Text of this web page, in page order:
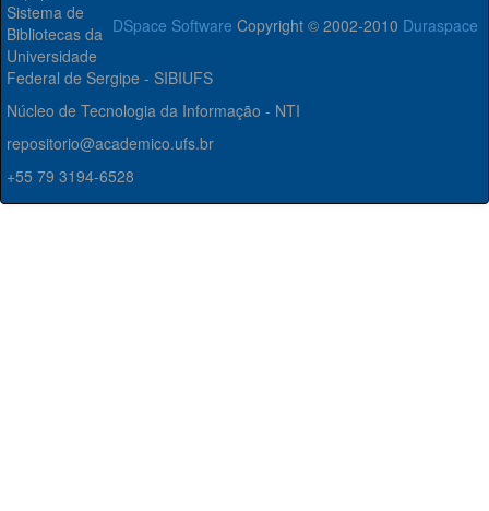
DSpace Software Copyright © 2002-2010 Duraspace
Sistema de
Bibliotecas da
Universidade
Federal de Sergipe - SIBIUFS
Núcleo de Tecnologia da Informação - NTI
repositorio@academico.ufs.br
+55 79 3194-6528